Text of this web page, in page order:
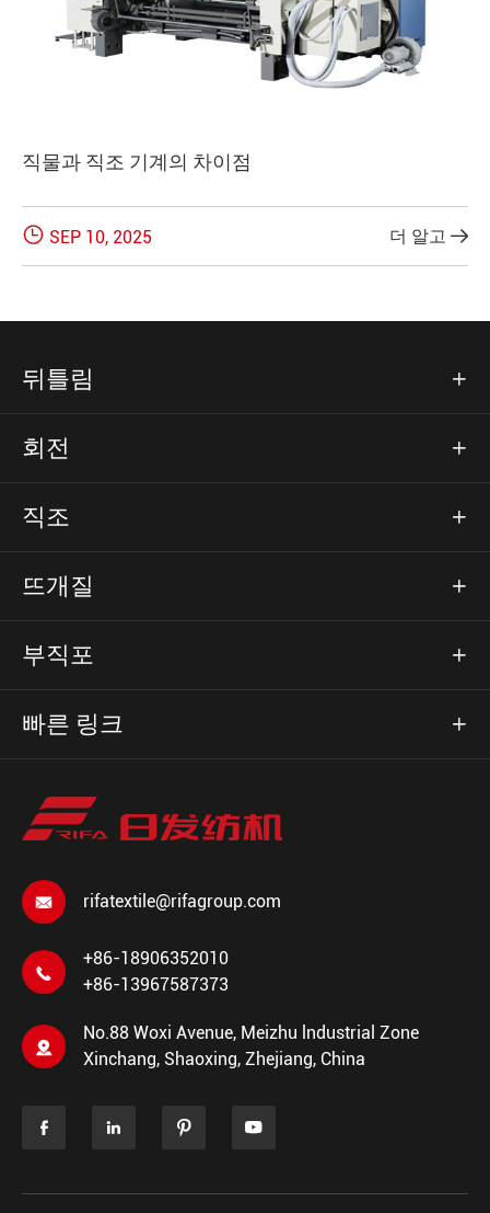
직물과 직조 기계의 차이점
 SEP 10, 2025 더 알고 
뒤틀림 
회전 
직조 
뜨개질 
부직포 
빠른 링크 
 rifatextile@rifagroup.com

+86-18906352010
+86-13967587373

No.88 Woxi Avenue, Meizhu lndustrial Zone
Xinchang, Shaoxing, Zhejiang, China
   